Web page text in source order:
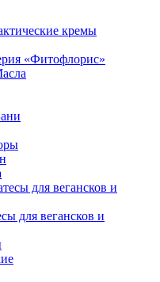
кремы
«Фитофлорис»
для вегансков и